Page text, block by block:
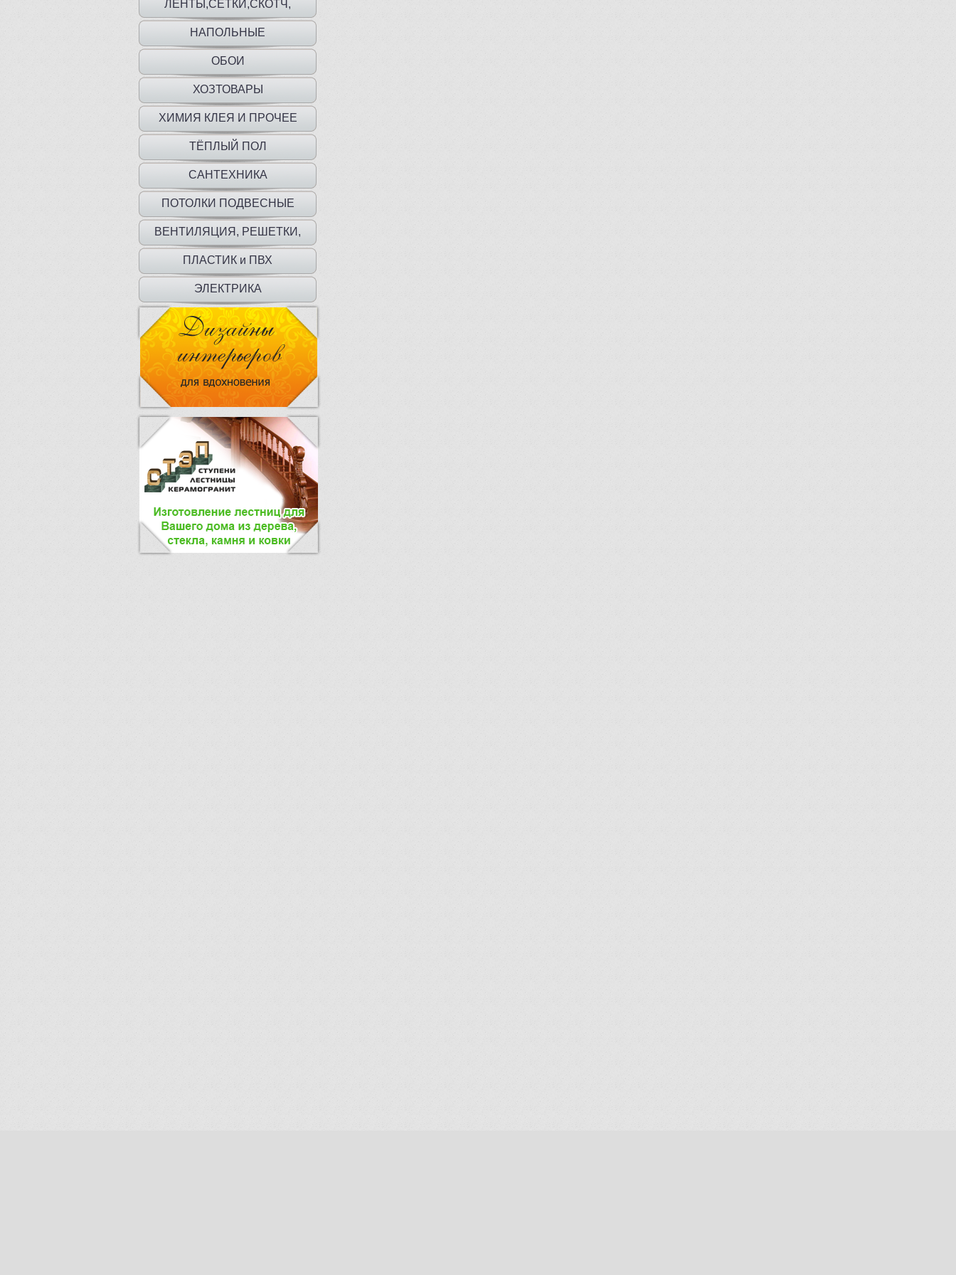
ЛЕНТЫ,СЕТКИ,СКОТЧ,
ПЛЕНКА,МЕШКИ
НАПОЛЬНЫЕ
ПОКРЫТИЯ,ПЛИНТУС,ПОРОГИ
ОБОИ
ХОЗТОВАРЫ
ХИМИЯ КЛЕЯ И ПРОЧЕЕ
ТЁПЛЫЙ ПОЛ
САНТЕХНИКА
ПОТОЛКИ ПОДВЕСНЫЕ
ВЕНТИЛЯЦИЯ, РЕШЕТКИ,
ДВЕРЦЫ
ПЛАСТИК и ПВХ
ЭЛЕКТРИКА